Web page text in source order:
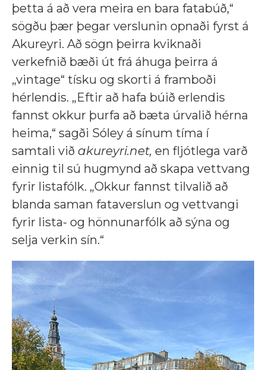
þetta á að vera meira en bara fatabúð,“
sögðu þær þegar verslunin opnaði fyrst á
Akureyri. Að sögn þeirra kviknaði
verkefnið bæði út frá áhuga þeirra á
„vintage“ tísku og skorti á framboði
hérlendis. „Eftir að hafa búið erlendis
fannst okkur þurfa að bæta úrvalið hérna
heima,“ sagði Sóley á sínum tíma í
samtali við akureyri.net, en fljótlega varð
einnig til sú hugmynd að skapa vettvang
fyrir listafólk. „Okkur fannst tilvalið að
blanda saman fataverslun og vettvangi
fyrir lista- og hönnunarfólk að sýna og
selja verkin sín.“